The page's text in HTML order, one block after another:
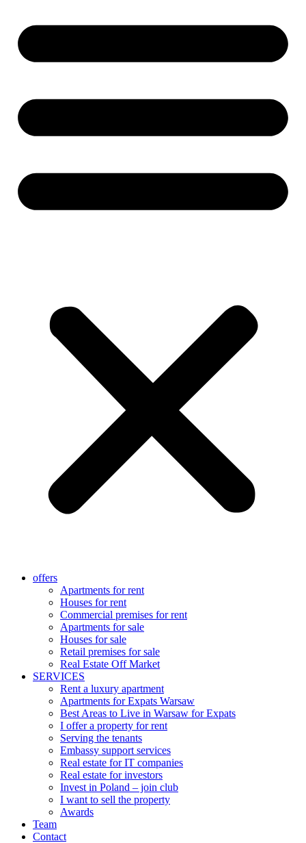
offers
Apartments for rent
Houses for rent
Commercial premises for rent
Apartments for sale
Houses for sale
Retail premises for sale
Real Estate Off Market
SERVICES
Rent a luxury apartment
Apartments for Expats Warsaw
Best Areas to Live in Warsaw for Expats
I offer a property for rent
Serving the tenants
Embassy support services
Real estate for IT companies
Real estate for investors
Invest in Poland – join club
I want to sell the property
Awards
Team
Contact